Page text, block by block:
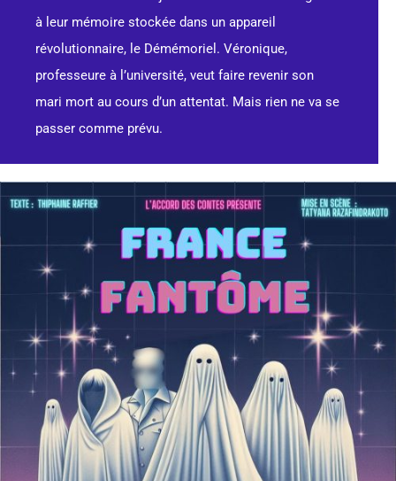
à leur mémoire stockée dans un appareil
révolutionnaire, le Démémoriel. Véronique,
professeure à l’université, veut faire revenir son
mari mort au cours d’un attentat. Mais rien ne va se
passer comme prévu.